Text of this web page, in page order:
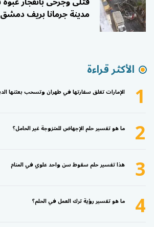
مدينة جرمانا بريف دمشق
الأكثر قراءة
1 الإمارات تغلق سفارتها في طهران وتسحب بعثتها
2 ما هو تفسير حلم الإجهاض للمتزوجة غير الحامل؟
3 هذا تفسير حلم سقوط سن واحد علوي في المنام
4 ما هو تفسير رؤية ترك العمل في الحلم؟